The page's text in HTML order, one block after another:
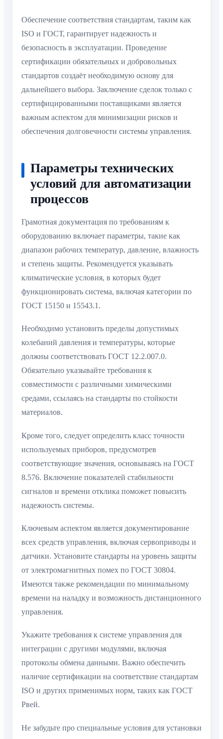
Обеспечение соответствия стандартам, таким как
ISO и ГОСТ, гарантирует надежность и
безопасность в эксплуатации. Проведение
сертификации обязательных и добровольных
стандартов создаёт необходимую основу для
дальнейшего выбора. Заключение сделок только с
сертифицированными поставщиками является
важным аспектом для минимизации рисков и
обеспечения долговечности системы управления.
Параметры технических
условий для автоматизации
процессов
Грамотная документация по требованиям к
оборудованию включает параметры, такие как
диапазон рабочих температур, давление, влажность
и степень защиты. Рекомендуется указывать
климатические условия, в которых будет
функционировать система, включая категории по
ГОСТ 15150 и 15543.1.
Необходимо установить пределы допустимых
колебаний давления и температуры, которые
должны соответствовать ГОСТ 12.2.007.0.
Обязательно указывайте требования к
совместимости с различными химическими
средами, ссылаясь на стандарты по стойкости
материалов.
Кроме того, следует определить класс точности
используемых приборов, предусмотрев
соответствующие значения, основываясь на ГОСТ
8.576. Включение показателей стабильности
сигналов и времени отклика поможет повысить
надежность системы.
Ключевым аспектом является документирование
всех средств управления, включая сервоприводы и
датчики. Установите стандарты на уровень защиты
от электромагнитных помех по ГОСТ 30804.
Имеются также рекомендации по минимальному
времени на наладку и возможность дистанционного
управления.
Укажите требования к системе управления для
интеграции с другими модулями, включая
протоколы обмена данными. Важно обеспечить
наличие сертификации на соответствие стандартам
ISO и других применимых норм, таких как ГОСТ
Рвей.
Не забудьте про специальные условия для установки